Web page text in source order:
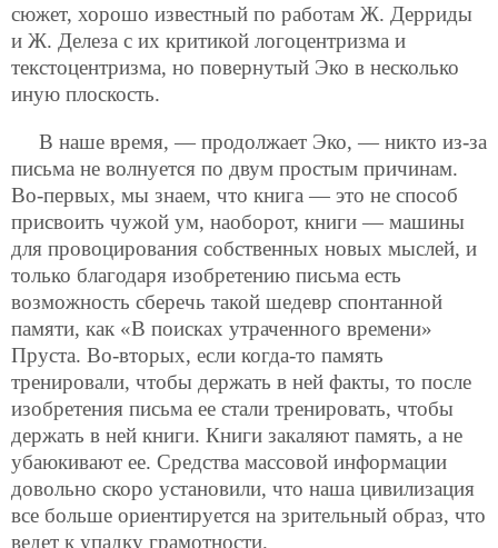
сюжет, хорошо известный по работам Ж. Дерриды
и Ж. Делеза с их критикой логоцентризма и
текстоцентризма, но повернутый Эко в несколько
иную плоскость.
В наше время, — продолжает Эко, — никто из-за
письма не волнуется по двум простым причинам.
Во-первых, мы знаем, что книга — это не способ
присвоить чужой ум, наоборот, книги — машины
для провоцирования собственных новых мыслей, и
только благодаря изобретению письма есть
возможность сберечь такой шедевр спонтанной
памяти, как «В поисках утраченного времени»
Пруста. Во-вторых, если когда-то память
тренировали, чтобы держать в ней факты, то после
изобретения письма ее стали тренировать, чтобы
держать в ней книги. Книги закаляют память, а не
убаюкивают ее. Средства массовой информации
довольно скоро установили, что наша цивилизация
все больше ориентируется на зрительный образ, что
ведет к упадку грамотности.